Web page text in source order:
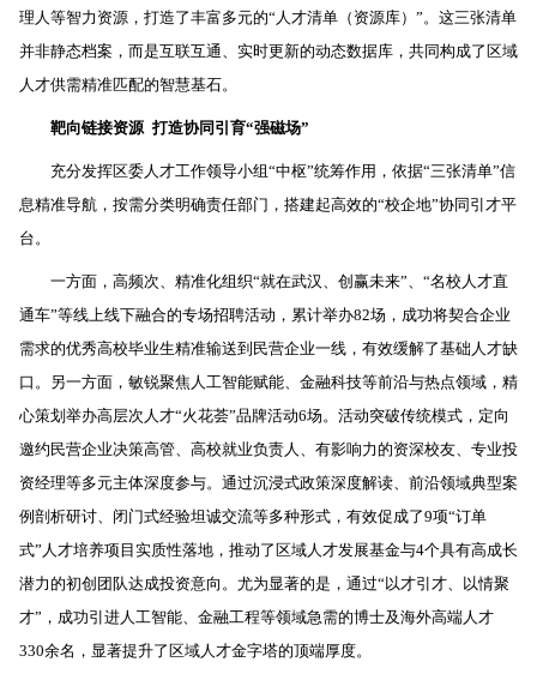
理人等智力资源，打造了丰富多元的“人才清单（资源库）”。这三张清单
并非静态档案，而是互联互通、实时更新的动态数据库，共同构成了区域
人才供需精准匹配的智慧基石。
靶向链接资源 打造协同引育“强磁场”
充分发挥区委人才工作领导小组“中枢”统筹作用，依据“三张清单”信
息精准导航，按需分类明确责任部门，搭建起高效的“校企地”协同引才平
台。
一方面，高频次、精准化组织“就在武汉、创赢未来”、“名校人才直
通车”等线上线下融合的专场招聘活动，累计举办82场，成功将契合企业
需求的优秀高校毕业生精准输送到民营企业一线，有效缓解了基础人才缺
口。另一方面，敏锐聚焦人工智能赋能、金融科技等前沿与热点领域，精
心策划举办高层次人才“火花荟”品牌活动6场。活动突破传统模式，定向
邀约民营企业决策高管、高校就业负责人、有影响力的资深校友、专业投
资经理等多元主体深度参与。通过沉浸式政策深度解读、前沿领域典型案
例剖析研讨、闭门式经验坦诚交流等多种形式，有效促成了9项“订单
式”人才培养项目实质性落地，推动了区域人才发展基金与4个具有高成长
潜力的初创团队达成投资意向。尤为显著的是，通过“以才引才、以情聚
才”，成功引进人工智能、金融工程等领域急需的博士及海外高端人才
330余名，显著提升了区域人才金字塔的顶端厚度。